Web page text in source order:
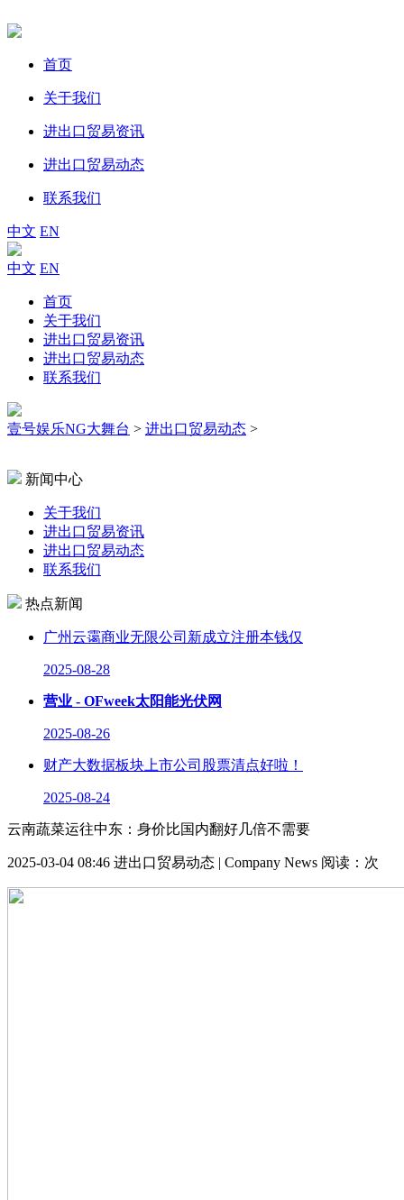
首页
关于我们
进出口贸易资讯
进出口贸易动态
联系我们
中文 EN
中文 EN
首页
关于我们
进出口贸易资讯
进出口贸易动态
联系我们
壹号娱乐NG大舞台 > 进出口贸易动态 >
新闻中心
关于我们
进出口贸易资讯
进出口贸易动态
联系我们
热点新闻
广州云霭商业无限公司新成立注册本钱仅
2025-08-28
营业 - OFweek太阳能光伏网
2025-08-26
财产大数据板块上市公司股票清点好啦！
2025-08-24
云南蔬菜运往中东：身价比国内翻好几倍不需要
2025-03-04 08:46 进出口贸易动态 | Company News 阅读： 次